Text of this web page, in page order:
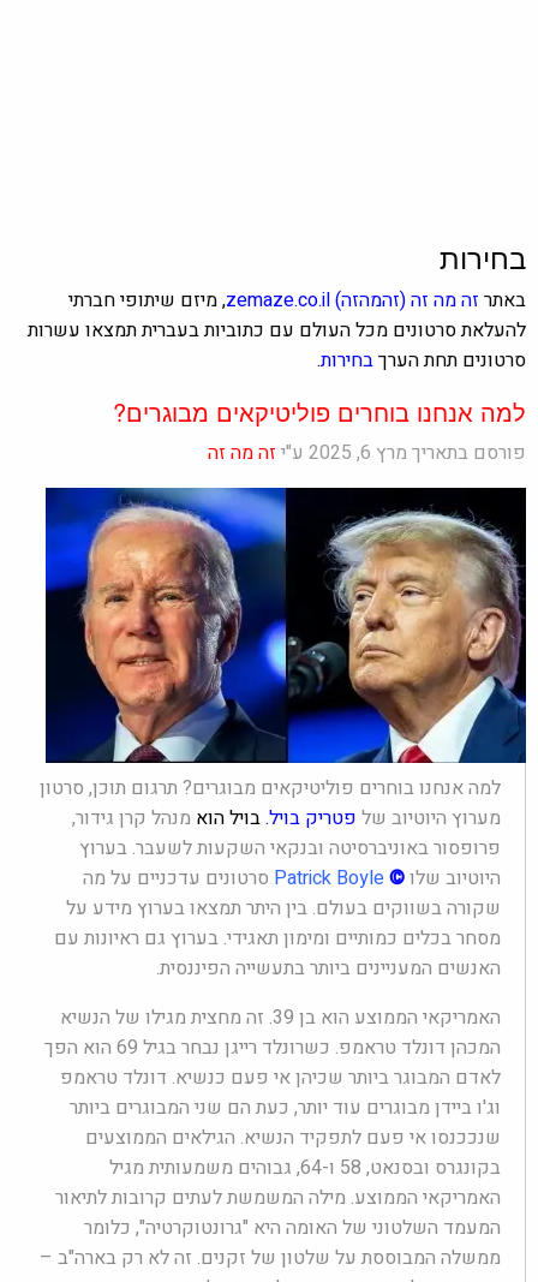
בחירות
באתרזה מה זה(זהמהזה)zemaze.co.il, מיזם שיתופי חברתי
להעלאת סרטונים מכל העולם עם כתוביות בעברית תמצאו עשרות
סרטונים תחת הערךבחירות.
למה אנחנו בוחרים פוליטיקאים מבוגרים?
פורסם בתאריך מרץ 6, 2025 ע"י זה מה זה
למה אנחנו בוחרים פוליטיקאים מבוגרים? תרגום תוכן, סרטון
מערוץ היוטיוב שלפטריק בויל.בויל הואמנהל קרן גידור,
פרופסור באוניברסיטה ובנקאי השקעות לשעבר. בערוץ
היוטיוב שלו©
Patrick Boyleסרטונים עדכניים על מה
שקורה בשווקים בעולם. בין היתר תמצאו בערוץ מידע על
מסחר בכלים כמותיים ומימון תאגידי. בערוץ גם ראיונות עם
האנשים המעניינים ביותר בתעשייה הפיננסית.
האמריקאי הממוצע הוא בן 39. זה מחצית מגילו של הנשיא
המכהן דונלד טראמפ. כשרונלד רייגן נבחר בגיל 69 הוא הפך
לאדם המבוגר ביותר שכיהן אי פעם כנשיא. דונלד טראמפ
וג'ו ביידן מבוגרים עוד יותר, כעת הם שני המבוגרים ביותר
שנככנסו אי פעם לתפקיד הנשיא. הגילאים הממוצעים
בקונגרס ובסנאט, 58 ו-64, גבוהים משמעותית מגיל
האמריקאי הממוצע. מילה המשמשת לעתים קרובות לתיאור
המעמד השלטוני של האומה היא "גרונטוקרטיה", כלומר
ממשלה המבוססת על שלטון של זקנים. זה לא רק בארה"ב –